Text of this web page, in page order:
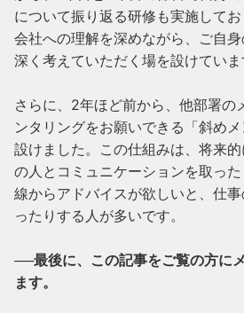
について振り返る研修も実施して
会社への理解を深めながら、ご自
深く考えていただく場を設けていま
さらに、2年ほど前から、他部署の
ンタリングをお願いできる「斜め
設けました。この仕組みは、将来
の人とコミュニケーションを取っ
線からアドバイスが欲しいと、仕
ったりする人が多いです。
──最後に、この記事をご覧の方に
ます。